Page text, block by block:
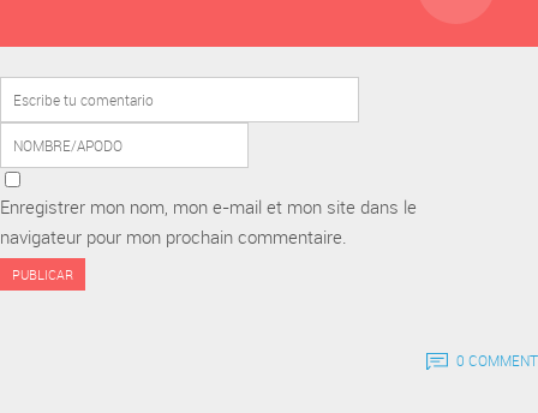
Enregistrer mon nom, mon e-mail et mon site dans le
navigateur pour mon prochain commentaire.
0 COMMENT